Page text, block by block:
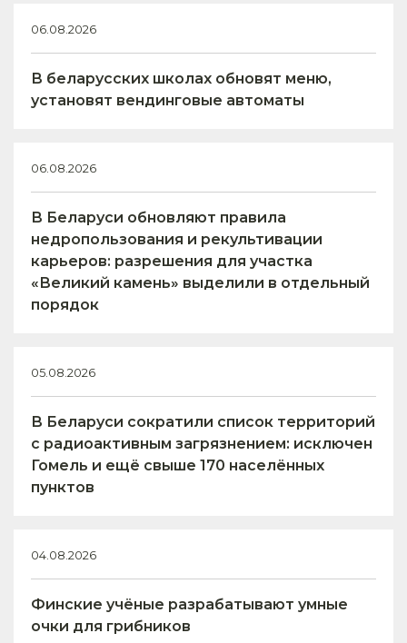
06.08.2026
В беларусских школах обновят меню,
установят вендинговые автоматы
06.08.2026
В Беларуси обновляют правила
недропользования и рекультивации
карьеров: разрешения для участка
«Великий камень» выделили в отдельный
порядок
05.08.2026
В Беларуси сократили список территорий
с радиоактивным загрязнением: исключен
Гомель и ещё свыше 170 населённых
пунктов
04.08.2026
Финские учёные разрабатывают умные
очки для грибников